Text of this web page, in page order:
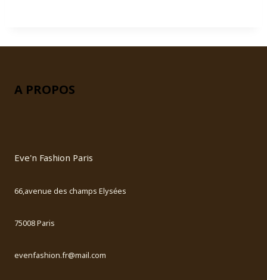
A PROPOS
Eve'n Fashion Paris
66,avenue des champs Elysées
75008 Paris
evenfashion.fr@mail.com